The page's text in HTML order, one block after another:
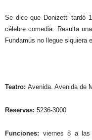
Se dice que Donizetti tardó
célebre comedia. Resulta
Fundamús no llegue siquiera
Teatro: Avenida. Avenida de
Reservas: 5236-3000
Funciones: viernes 8 a las